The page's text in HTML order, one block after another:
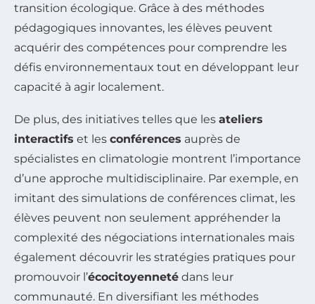
transition écologique. Grâce à des méthodes
pédagogiques innovantes, les élèves peuvent
acquérir des compétences pour comprendre les
défis environnementaux tout en développant leur
capacité à agir localement.
De plus, des initiatives telles que les ateliers
interactifs et les conférences auprès de
spécialistes en climatologie montrent l’importance
d’une approche multidisciplinaire. Par exemple, en
imitant des simulations de conférences climat, les
élèves peuvent non seulement appréhender la
complexité des négociations internationales mais
également découvrir les stratégies pratiques pour
promouvoir l’écocitoyenneté dans leur
communauté. En diversifiant les méthodes